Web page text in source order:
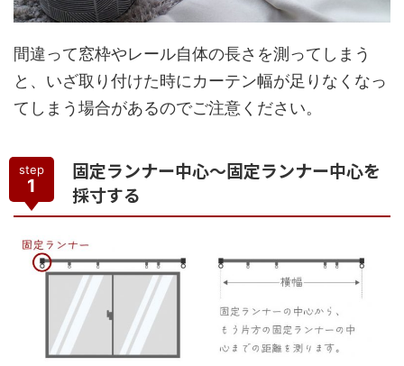
間違って窓枠やレール自体の長さを測ってしまう
と、いざ取り付けた時にカーテン幅が足りなくなっ
てしまう場合があるのでご注意ください。
step
1
固定ランナー中心～固定ランナー中心を
採寸する